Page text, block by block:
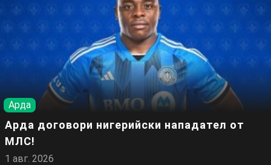
Арда
Арда договори нигерийски нападател от
МЛС!
1 авг. 2026